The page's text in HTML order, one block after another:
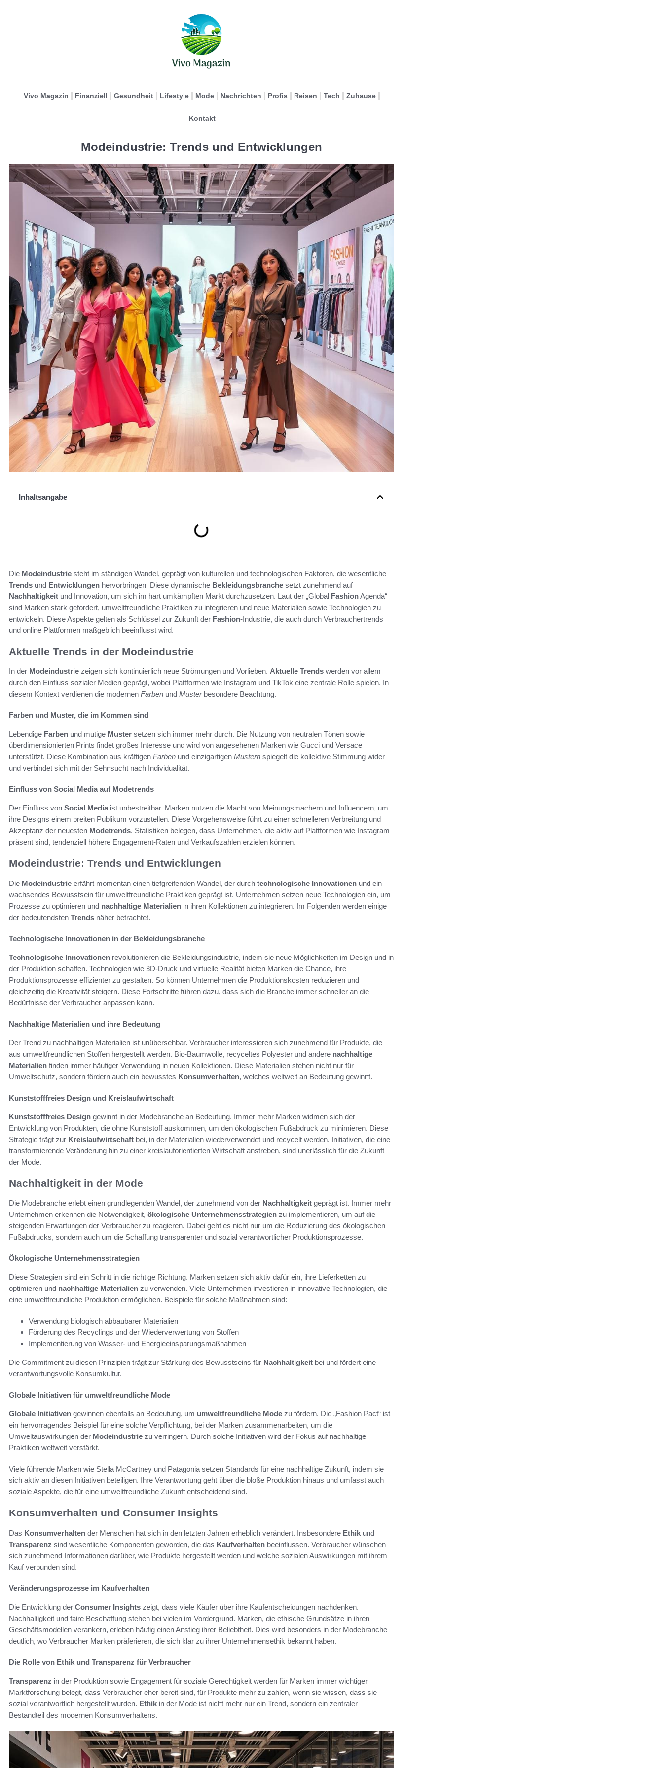
Vivo Magazin Finanziell Gesundheit Lifestyle Mode Nachrichten Profis Reisen Tech Zuhause
Kontakt
Modeindustrie: Trends und Entwicklungen
Inhaltsangabe
Die Modeindustrie steht im ständigen Wandel, geprägt von kulturellen und technologischen Faktoren, die wesentliche
Trends und Entwicklungen hervorbringen. Diese dynamische Bekleidungsbranche setzt zunehmend auf
Nachhaltigkeit und Innovation, um sich im hart umkämpften Markt durchzusetzen. Laut der „Global FashionAgenda“
sind Marken stark gefordert, umweltfreundliche Praktiken zu integrieren und neue Materialien sowie Technologien zu
entwickeln. Diese Aspekte gelten als Schlüssel zur Zukunft der Fashion-Industrie, die auch durch Verbrauchertrends
und online Plattformen maßgeblich beeinflusst wird.
Aktuelle Trends in der Modeindustrie
In der Modeindustrie zeigen sich kontinuierlich neue Strömungen und Vorlieben. Aktuelle Trends werden vor allem
durch den Einfluss sozialer Medien geprägt, wobei Plattformen wie Instagram und TikTok eine zentrale Rolle spielen. In
diesem Kontext verdienen die modernen Farben und Musterbesondere Beachtung.
Farben und Muster, die im Kommen sind
Lebendige Farben und mutige Muster setzen sich immer mehr durch. Die Nutzung von neutralen Tönen sowie
überdimensionierten Prints findet großes Interesse und wird von angesehenen Marken wie Gucci und Versace
unterstützt. Diese Kombination aus kräftigen Farben und einzigartigen Mustern spiegelt die kollektive Stimmung wider
und verbindet sich mit der Sehnsucht nach Individualität.
Einfluss von Social Media auf Modetrends
Der Einfluss von Social Mediaist unbestreitbar. Marken nutzen die Macht von Meinungsmachern und Influencern, um
ihre Designs einem breiten Publikum vorzustellen. Diese Vorgehensweise führt zu einer schnelleren Verbreitung und
Akzeptanz der neuesten Modetrends. Statistiken belegen, dass Unternehmen, die aktiv auf Plattformen wie Instagram
präsent sind, tendenziell höhere Engagement-Raten und Verkaufszahlen erzielen können.
Modeindustrie: Trends und Entwicklungen
Die Modeindustrie erfährt momentan einen tiefgreifenden Wandel, der durch technologische Innovationen und ein
wachsendes Bewusstsein für umweltfreundliche Praktiken geprägt ist. Unternehmen setzen neue Technologien ein, um
Prozesse zu optimieren und nachhaltige Materialien in ihren Kollektionen zu integrieren. Im Folgenden werden einige
der bedeutendsten Trends näher betrachtet.
Technologische Innovationen in der Bekleidungsbranche
Technologische Innovationen revolutionieren die Bekleidungsindustrie, indem sie neue Möglichkeiten im Design und in
der Produktion schaffen. Technologien wie 3D-Druck und virtuelle Realität bieten Marken die Chance, ihre
Produktionsprozesse effizienter zu gestalten. So können Unternehmen die Produktionskosten reduzieren und
gleichzeitig die Kreativität steigern. Diese Fortschritte führen dazu, dass sich die Branche immer schneller an die
Bedürfnisse der Verbraucher anpassen kann.
Nachhaltige Materialien und ihre Bedeutung
Der Trend zu nachhaltigen Materialien ist unübersehbar. Verbraucher interessieren sich zunehmend für Produkte, die
aus umweltfreundlichen Stoffen hergestellt werden. Bio-Baumwolle, recyceltes Polyester und andere nachhaltige
Materialien finden immer häufiger Verwendung in neuen Kollektionen. Diese Materialien stehen nicht nur für
Umweltschutz, sondern fördern auch ein bewusstes Konsumverhalten, welches weltweit an Bedeutung gewinnt.
Kunststofffreies Design und Kreislaufwirtschaft
Kunststofffreies Design gewinnt in der Modebranche an Bedeutung. Immer mehr Marken widmen sich der
Entwicklung von Produkten, die ohne Kunststoff auskommen, um den ökologischen Fußabdruck zu minimieren. Diese
Strategie trägt zur Kreislaufwirtschaft bei, in der Materialien wiederverwendet und recycelt werden. Initiativen, die eine
transformierende Veränderung hin zu einer kreislauforientierten Wirtschaft anstreben, sind unerlässlich für die Zukunft
der Mode.
Nachhaltigkeit in der Mode
Die Modebranche erlebt einen grundlegenden Wandel, der zunehmend von der Nachhaltigkeit geprägt ist. Immer mehr
Unternehmen erkennen die Notwendigkeit, ökologische Unternehmensstrategien zu implementieren, um auf die
steigenden Erwartungen der Verbraucher zu reagieren. Dabei geht es nicht nur um die Reduzierung des ökologischen
Fußabdrucks, sondern auch um die Schaffung transparenter und sozial verantwortlicher Produktionsprozesse.
Ökologische Unternehmensstrategien
Diese Strategien sind ein Schritt in die richtige Richtung. Marken setzen sich aktiv dafür ein, ihre Lieferketten zu
optimieren und nachhaltige Materialien zu verwenden. Viele Unternehmen investieren in innovative Technologien, die
eine umweltfreundliche Produktion ermöglichen. Beispiele für solche Maßnahmen sind:
Verwendung biologisch abbaubarer Materialien
Förderung des Recyclings und der Wiederverwertung von Stoffen
Implementierung von Wasser- und Energieeinsparungsmaßnahmen
Die Commitment zu diesen Prinzipien trägt zur Stärkung des Bewusstseins für Nachhaltigkeit bei und fördert eine
verantwortungsvolle Konsumkultur.
Globale Initiativen für umweltfreundliche Mode
Globale Initiativen gewinnen ebenfalls an Bedeutung, um umweltfreundliche Mode zu fördern. Die „Fashion Pact“ ist
ein hervorragendes Beispiel für eine solche Verpflichtung, bei der Marken zusammenarbeiten, um die
Umweltauswirkungen der Modeindustrie zu verringern. Durch solche Initiativen wird der Fokus auf nachhaltige
Praktiken weltweit verstärkt.
Viele führende Marken wie Stella McCartney und Patagonia setzen Standards für eine nachhaltige Zukunft, indem sie
sich aktiv an diesen Initiativen beteiligen. Ihre Verantwortung geht über die bloße Produktion hinaus und umfasst auch
soziale Aspekte, die für eine umweltfreundliche Zukunft entscheidend sind.
Konsumverhalten und Consumer Insights
Das Konsumverhalten der Menschen hat sich in den letzten Jahren erheblich verändert. Insbesondere Ethik und
Transparenz sind wesentliche Komponenten geworden, die das Kaufverhalten beeinflussen. Verbraucher wünschen
sich zunehmend Informationen darüber, wie Produkte hergestellt werden und welche sozialen Auswirkungen mit ihrem
Kauf verbunden sind.
Veränderungsprozesse im Kaufverhalten
Die Entwicklung der Consumer Insights zeigt, dass viele Käufer über ihre Kaufentscheidungen nachdenken.
Nachhaltigkeit und faire Beschaffung stehen bei vielen im Vordergrund. Marken, die ethische Grundsätze in ihren
Geschäftsmodellen verankern, erleben häufig einen Anstieg ihrer Beliebtheit. Dies wird besonders in der Modebranche
deutlich, wo Verbraucher Marken präferieren, die sich klar zu ihrer Unternehmensethik bekannt haben.
Die Rolle von Ethik und Transparenz für Verbraucher
Transparenz in der Produktion sowie Engagement für soziale Gerechtigkeit werden für Marken immer wichtiger.
Marktforschung belegt, dass Verbraucher eher bereit sind, für Produkte mehr zu zahlen, wenn sie wissen, dass sie
sozial verantwortlich hergestellt wurden. Ethik in der Mode ist nicht mehr nur ein Trend, sondern ein zentraler
Bestandteil des modernen Konsumverhaltens.